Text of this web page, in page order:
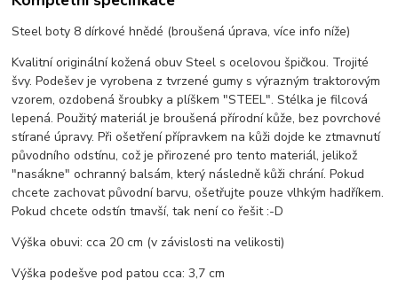
Steel boty 8 dírkové hnědé (broušená úprava, více info níže)
Kvalitní originální kožená obuv Steel s ocelovou špičkou. Trojité
švy. Podešev je vyrobena z tvrzené gumy s výrazným traktorovým
vzorem, ozdobená šroubky a plíškem "STEEL". Stélka je filcová
lepená. Použitý materiál je broušená přírodní kůže, bez povrchové
stírané úpravy. Při ošetření přípravkem na kůži dojde ke ztmavnutí
původního odstínu, což je přirozené pro tento materiál, jelikož
"nasákne" ochranný balsám, který následně kůži chrání. Pokud
chcete zachovat původní barvu, ošetřujte pouze vlhkým hadříkem.
Pokud chcete odstín tmavší, tak není co řešit :-D
Výška obuvi: cca 20 cm (v závislosti na velikosti)
Výška podešve pod patou cca: 3,7 cm